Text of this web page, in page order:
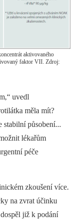
aktivovaného
faktor VII. Zdroj:
uvedl
měla mít?
stabilní působení...
lékařům
péče
zkoušení více.
na zvrat účinku
již k podání